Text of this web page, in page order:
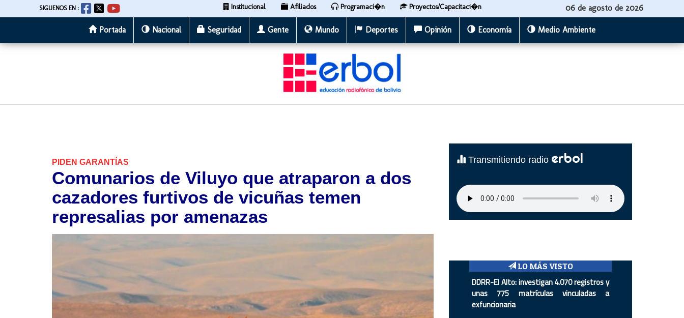
al
SIGUENOS EN : Institucional Afiliados Programaci�n Proyectos/Capacitaci�n 06 de agosto de 2026
Portada Nacional Seguridad Gente Mundo Deportes Opinión Economía Medio Ambiente
PIDEN GARANTÍAS
Comunarios de Viluyo que atraparon a dos
cazadores furtivos de vicuñas temen
represalias por amenazas
Transmitiendo radio erbol
LO MÁS VISTO
DDRR-El Alto: investigan 4.070 registros y
unas 775 matrículas vinculadas a
exfuncionaria